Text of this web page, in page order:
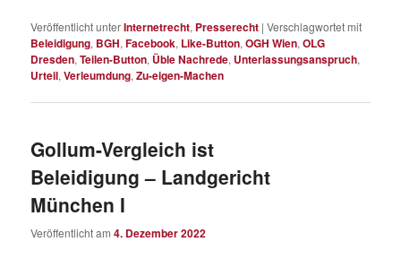
Veröffentlicht unterInternetrecht, Presserecht |Verschlagwortet mit
Beleidigung, BGH,Facebook, Like-Button,OGH Wien,OLG
Dresden,Teilen-Button, Üble Nachrede, Unterlassungsanspruch,
Urteil,Verleumdung,Zu-eigen-Machen
Gollum-Vergleich ist
Beleidigung – Landgericht
München I
Veröffentlicht am4. Dezember 2022